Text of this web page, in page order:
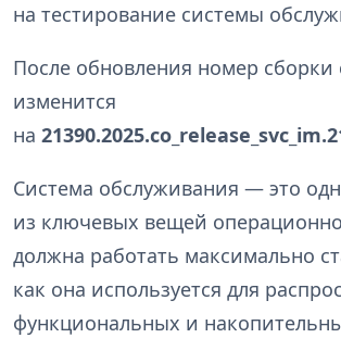
на тестирование системы
После обновления номер сборки
изменится
на
Система обслуживания — это
из ключевых вещей
должна работать максимально
как она используется для
функциональных и